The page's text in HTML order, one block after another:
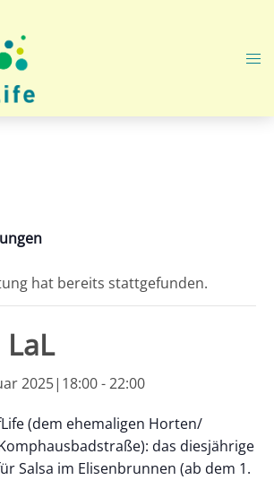
hat bereits stattgefunden.
2025|18:00-22:00
(dem ehemaligen Horten/
das diesjährige
Salsa im Elisenbrunnen (ab dem 1.